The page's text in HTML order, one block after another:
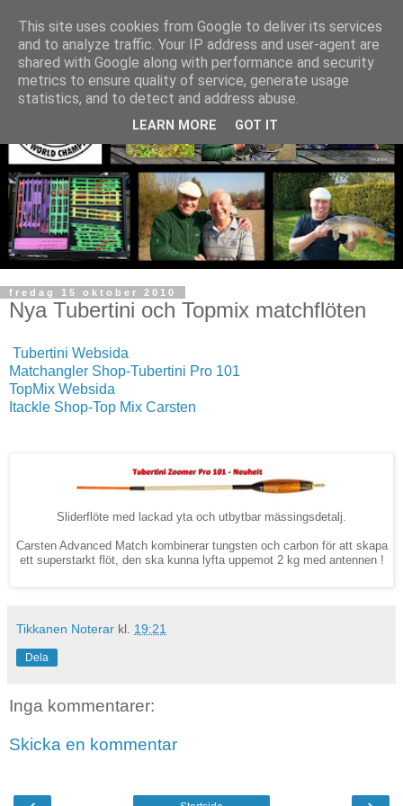
fredag 15 oktober 2010
Nya Tubertini och Topmix matchflöten
Tubertini Websida
Matchangler Shop-Tubertini Pro 101
TopMix Websida
Itackle Shop-Top Mix Carsten
Sliderflöte med lackad yta och utbytbar mässingsdetalj.
Carsten Advanced Match kombinerar tungsten och carbon för att skapa
ett superstarkt flöt, den ska kunna lyfta uppemot 2 kg med antennen !
Tikkanen Noterar kl. 19:21
Dela
Inga kommentarer:
Skicka en kommentar
This site uses cookies from Google to deliver its services
and to analyze traffic. Your IP address and user-agent are
shared with Google along with performance and security
metrics to ensure quality of service, generate usage
statistics, and to detect and address abuse.
LEARN MORE GOT IT